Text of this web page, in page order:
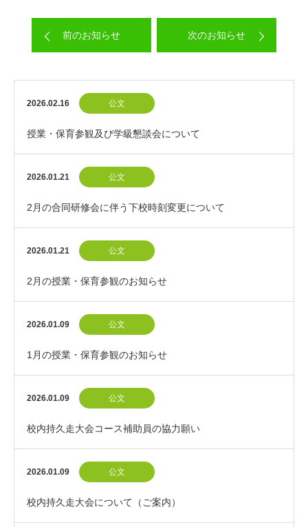
前のお知らせ 次のお知らせ
2026.02.16 公文
授業・保育参観及び学級懇談会について
2026.01.21 公文
2月の合同研修会に伴う下校時刻変更について
2026.01.21 公文
2月の授業・保育参観のお知らせ
2026.01.09 公文
1月の授業・保育参観のお知らせ
2026.01.09 公文
校内持久走大会コース補助員の協力願い
2026.01.09 公文
校内持久走大会について（ご案内）